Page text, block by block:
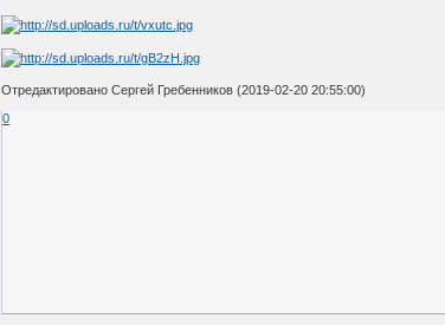
Отредактировано Сергей Гребенников (2019-02-20 20:55:00)
0